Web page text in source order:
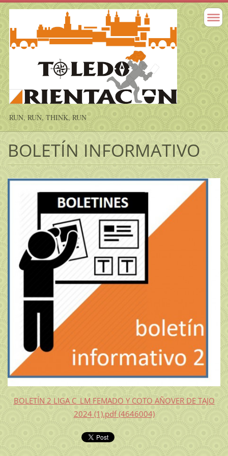
RUN, RUN, THINK, RUN
BOLETÍN INFORMATIVO
BOLETÍN 2 LIGA C_LM FEMADO Y COTO AÑOVER DE TAJO
2024 (1).pdf (4646004)